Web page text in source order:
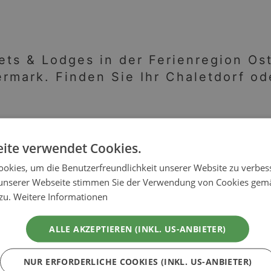
& Lodges in der Ferienregion
Finden Sie Ihr Chaletdorf
und kulinarischen Genüssen ladet die
wie Hirschbirne, Kernöl und Käse der Region voll und ganz
verwendet Cookies.
um die Benutzerfreundlichkeit unserer Website zu
Webseite stimmen Sie der Verwendung von Cookies
Weitere Informationen
ALLE AKZEPTIEREN (INKL. US-ANBIETER)
NUR ERFORDERLICHE COOKIES (INKL. US-ANBIETER)